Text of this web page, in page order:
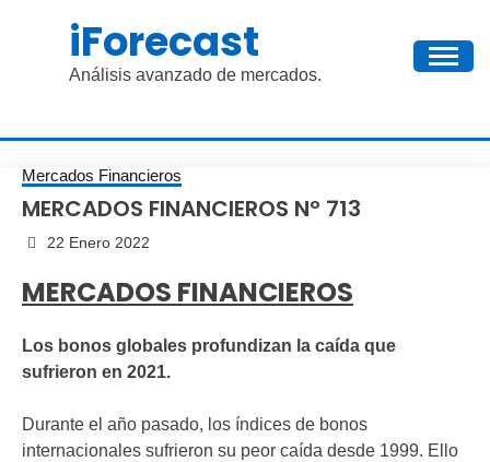
iForecast
Análisis avanzado de mercados.
Mercados Financieros
MERCADOS FINANCIEROS Nº 713
22 Enero 2022
MERCADOS FINANCIEROS
Los bonos globales profundizan la caída que
sufrieron en 2021.
Durante el año pasado, los índices de bonos
internacionales sufrieron su peor caída desde 1999. Ello